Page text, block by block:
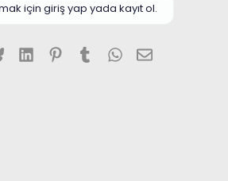
için giriş yap yada kayıt ol.
BlueskyLinkedInPinterest
TumblrWhatsApp
E-posta